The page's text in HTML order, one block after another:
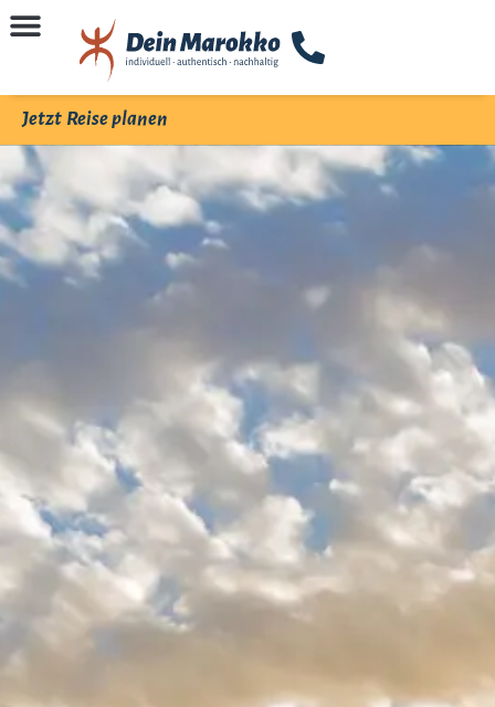
Jetzt Reise planen